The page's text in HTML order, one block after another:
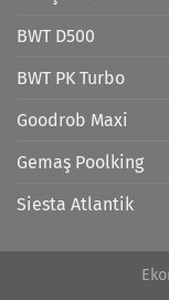
BWT D500
BWT PK Turbo
Goodrob Maxi
Gemaş Poolking
Siesta Atlantik